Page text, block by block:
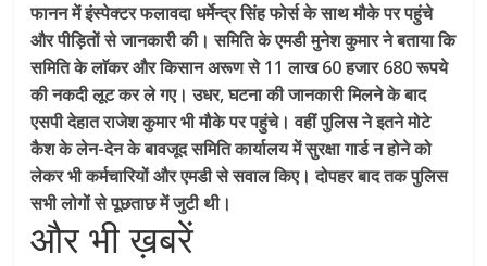
फानन में इंस्पेक्टर फलावदा धर्मेन्द्र सिंह फोर्स के साथ मौके पर पहुंचे
और पीड़ितों से जानकारी की। समिति के एमडी मुनेश कुमार ने बताया कि
समिति के लाॅकर और किसान अरूण से 11 लाख 60 हजार 680 रूपये
की नकदी लूट कर ले गए। उधर, घटना की जानकारी मिलने के बाद
एसपी देहात राजेश कुमार भी मौके पर पहुंचे। वहीं पुलिस ने इतने मोटे
कैश के लेन-देन के बावजूद समिति कार्यालय में सुरक्षा गार्ड न होने को
लेकर भी कर्मचारियों और एमडी से सवाल किए। दोपहर बाद तक पुलिस
सभी लोगों से पूछताछ में जुटी थी।
और भी ख़बरें